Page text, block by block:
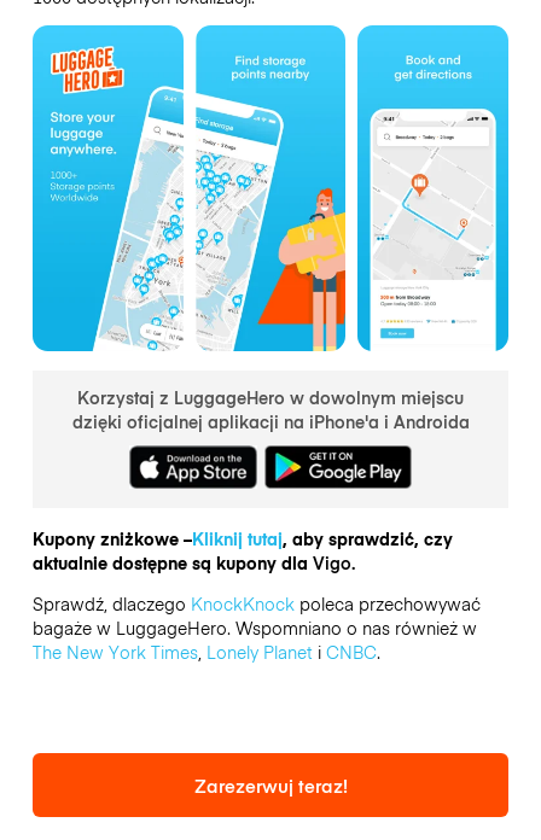
Korzystaj z LuggageHero w dowolnym miejscu
dzięki oficjalnej aplikacji na iPhone'a i Androida
Kupony zniżkowe –Kliknij tutaj, aby sprawdzić, czy
aktualnie dostępne są kupony dla Vigo.
Sprawdź, dlaczego KnockKnockpoleca przechowywać
bagaże w LuggageHero. Wspomniano o nas również w
The New York Times, Lonely Planeti CNBC.
Zarezerwuj teraz!